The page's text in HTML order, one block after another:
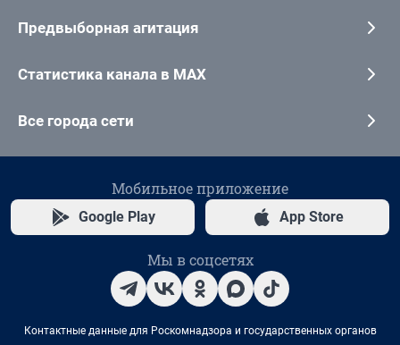
Предвыборная агитация
Статистика канала в MAX
Все города сети
Мобильное приложение
Google Play App Store
Мы в соцсетях
Контактные данные для Роскомнадзора и государственных органов